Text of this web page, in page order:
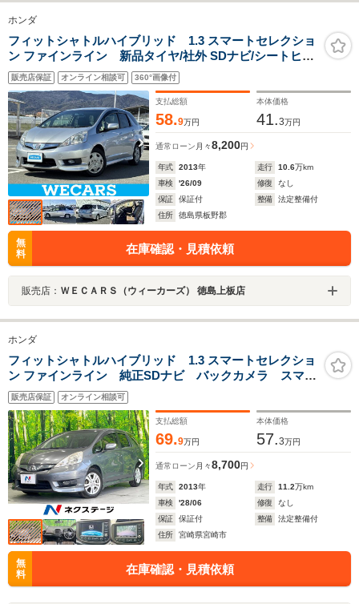
ホンダ
フィットシャトルハイブリッド 1.3 スマートセレクショ
ン ファインライン 新品タイヤ/社外 SDナビ/シートヒー
ター 前席/ドライブレコーダー 社外/ヘッドランプ
HID/ETC/EBD付ABS/横滑り防止装置/アイドリングスト
ップ/クルーズコントロール/フルセグTV
販売店保証 オンライン相談可 360°画像付
支払総額
58.9万円
本体価格
41.3万円
通常ローン 月々8,200円
年式 2013年 走行 10.6万km
車検
'26/09 修復
なし
保証
保証付 整備
法定整備付
住所
徳島県板野郡
無
料
在庫確認・見積依頼
販売店： ＷＥＣＡＲＳ（ウィーカーズ） 徳島上板店
ホンダ
フィットシャトルハイブリッド 1.3 スマートセレクショ
ン ファインライン 純正SDナビ バックカメラ スマー
トキー HIDヘッド オートライト ビルトインETC ク
ルコン ハーフレザーシート 純正15インチアルミ オ
ートエアコン CD DVD再生 地デジ
販売店保証 オンライン相談可
支払総額
69.9万円
本体価格
57.3万円
通常ローン 月々8,700円
年式 2013年 走行 11.2万km
車検
'28/06 修復
なし
保証
保証付 整備
法定整備付
住所
宮崎県宮崎市
無
料
在庫確認・見積依頼